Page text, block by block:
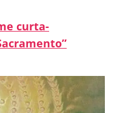
curta-